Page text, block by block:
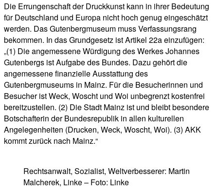
Die Errungenschaft der Druckkunst kann in ihrer Bedeutung
für Deutschland und Europa nicht hoch genug eingeschätzt
werden. Das Gutenbergmuseum muss Verfassungsrang
bekommen. In das Grundgesetz ist Artikel 22a einzufügen:
„(1) Die angemessene Würdigung des Werkes Johannes
Gutenbergs ist Aufgabe des Bundes. Dazu gehört die
angemessene finanzielle Ausstattung des
Gutenbergmuseums in Mainz. Für die Besucherinnen und
Besucher ist Weck, Woscht und Woi unbegrenzt kostenfrei
bereitzustellen. (2) Die Stadt Mainz ist und bleibt besondere
Botschafterin der Bundesrepublik in allen kulturellen
Angelegenheiten (Drucken, Weck, Woscht, Woi). (3) AKK
kommt zurück nach Mainz.“
Rechtsanwalt, Sozialist, Weltverbesserer: Martin
Malcherek, Linke – Foto: Linke